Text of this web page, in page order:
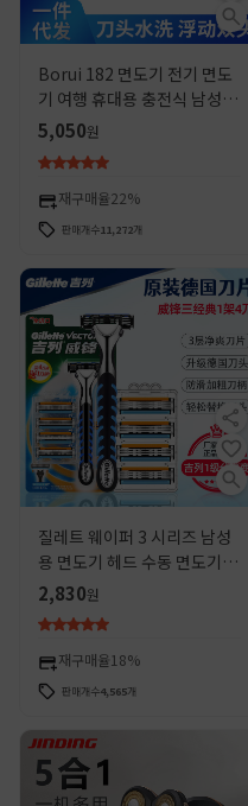
Borui 182 면도기 전기 면도
기 여행 휴대용 충전식 남성용
수염 칼
5,050원
재구매율22%
판매개수11,272개
질레트 웨이퍼 3 시리즈 남성
용 면도기 헤드 수동 면도기 3
레이어 독일 블레이드 정품 교
체 웨이퍼 헤드
2,830원
재구매율 18%
판매개수4,565개